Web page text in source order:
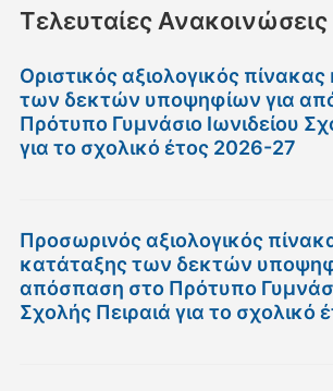
Τελευταίες Ανακοινώσεις
Οριστικός αξιολογικός
των δεκτών υποψηφίων για
Πρότυπο Γυμνάσιο Ιωνιδείου
για το σχολικό έτος 2026-27
Προσωρινός αξιολογικός
κατάταξης των δεκτών
απόσπαση στο Πρότυπο
Σχολής Πειραιά για το σχολικό